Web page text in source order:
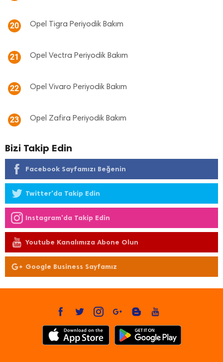
20 Opel Tigra Periyodik Bakım
21 Opel Vectra Periyodik Bakım
22 Opel Vivaro Periyodik Bakım
23 Opel Zafira Periyodik Bakım
Bizi Takip Edin
Facebook Sayfamızı Beğenin
Twitter'da Takip Edin
Instagram'da Takip Edin
Youtube Kanalımıza Abone Olun
Google Business Sayfamız